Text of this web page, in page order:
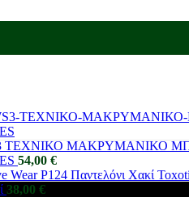
ΤΕΧΝΙΚΟ ΜΑΚΡΥΜΑΝΙΚΟ
54,00 €
38,00 €